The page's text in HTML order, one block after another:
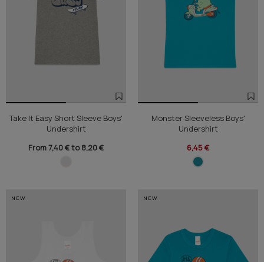
Take It Easy Short Sleeve Boys'
Undershirt
From 7,40 € to 8,20 €
Monster Sleeveless Boys'
Undershirt
6,45 €
NEW NEW